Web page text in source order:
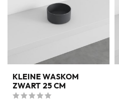
KLEINE WASKOM
ZWART 25 CM